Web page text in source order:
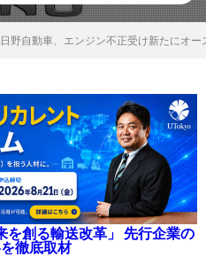
日野自動車、エンジン不正受け新たにオ
を創る輸送改革」 先行企業の
徹底取材